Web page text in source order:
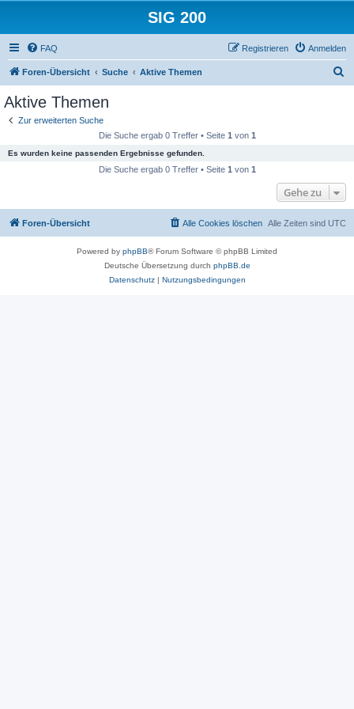
SIG 200
FAQ Anmelden
Registrieren
Foren-Übersicht Suche Aktive Themen
Aktive Themen
Zur erweiterten Suche
Die Suche ergab 0 Treffer • Seite 1 von 1
Es wurden keine passenden Ergebnisse gefunden.
Die Suche ergab 0 Treffer • Seite 1 von 1
Gehe zu
Foren-Übersicht Alle Zeiten sind UTC
Alle Cookies löschen
Powered by phpBB® Forum Software © phpBB Limited
Deutsche Übersetzung durch phpBB.de
Datenschutz| Nutzungsbedingungen